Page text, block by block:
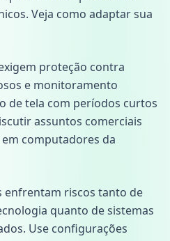
Veja como adaptar sua
proteção contra
e monitoramento
de tela com períodos curtos
assuntos comerciais
computadores da
enfrentam riscos tanto de
quanto de sistemas
Use configurações